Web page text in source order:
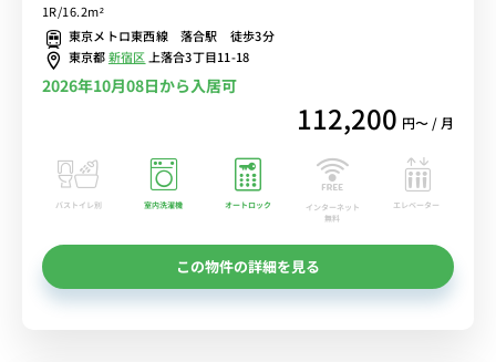
ンタル中！
1R/16.2m²
東京メトロ東西線 落合駅 徒歩3分
東京都新宿区 上落合3丁目11-18
2026年10月08日から入居可
112,200 円〜 / 月
バストイレ別 室内洗濯機 オートロック
インターネット
無料
エレベーター
この物件の詳細を見る